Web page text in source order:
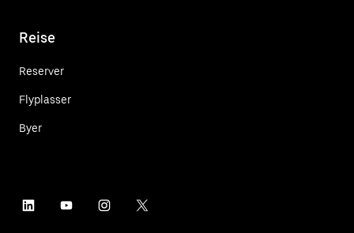
Reise
Reserver
Flyplasser
Byer